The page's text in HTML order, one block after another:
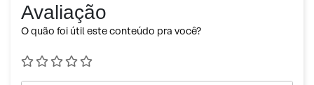
Avaliação
O quão foi útil este conteúdo pra você?